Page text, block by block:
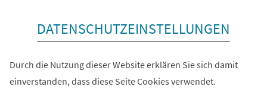
DATENSCHUTZEINSTELLUNGEN
Durch die Nutzung dieser Website erklären Sie sich damit
einverstanden, dass diese Seite Cookies verwendet.